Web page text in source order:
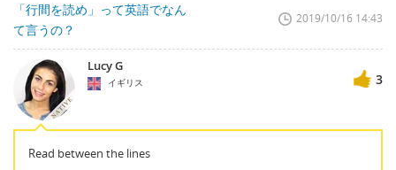
「行間を読め」って英語でなん
て言うの？
2019/10/16 14:43
Lucy G
イギリス 3
Read between the lines